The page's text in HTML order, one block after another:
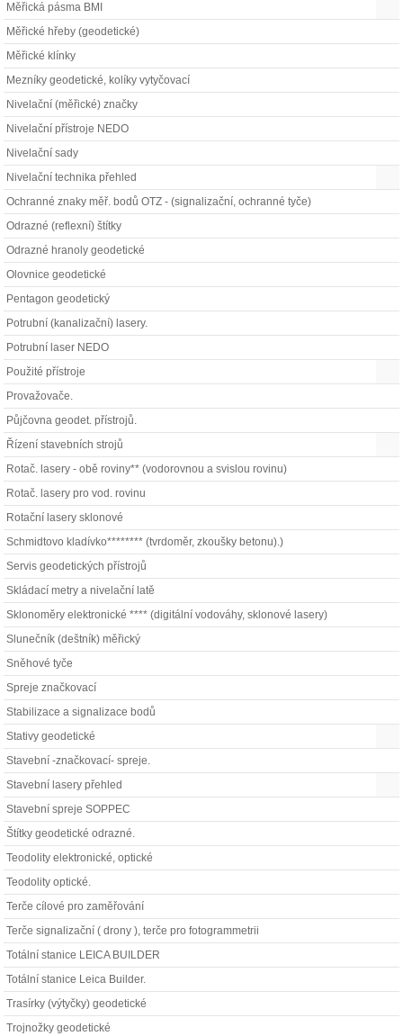
Měřická pásma BMI
Měřické hřeby (geodetické)
Měřické klínky
Mezníky geodetické, kolíky vytyčovací
Nivelační (měřické) značky
Nivelační přístroje NEDO
Nivelační sady
Nivelační technika přehled
Ochranné znaky měř. bodů OTZ - (signalizační, ochranné tyče)
Odrazné (reflexní) štítky
Odrazné hranoly geodetické
Olovnice geodetické
Pentagon geodetický
Potrubní (kanalizační) lasery.
Potrubní laser NEDO
Použité přístroje
Provažovače.
Půjčovna geodet. přístrojů.
Řízení stavebních strojů
Rotač. lasery - obě roviny** (vodorovnou a svislou rovinu)
Rotač. lasery pro vod. rovinu
Rotační lasery sklonové
Schmidtovo kladívko******** (tvrdoměr, zkoušky betonu).)
Servis geodetických přístrojů
Skládací metry a nivelační latě
Sklonoměry elektronické **** (digitální vodováhy, sklonové lasery)
Slunečník (deštník) měřický
Sněhové tyče
Spreje značkovací
Stabilizace a signalizace bodů
Stativy geodetické
Stavební -značkovací- spreje.
Stavební lasery přehled
Stavební spreje SOPPEC
Štítky geodetické odrazné.
Teodolity elektronické, optické
Teodolity optické.
Terče cílové pro zaměřování
Terče signalizační ( drony ), terče pro fotogrammetrii
Totální stanice LEICA BUILDER
Totální stanice Leica Builder.
Trasírky (výtyčky) geodetické
Trojnožky geodetické